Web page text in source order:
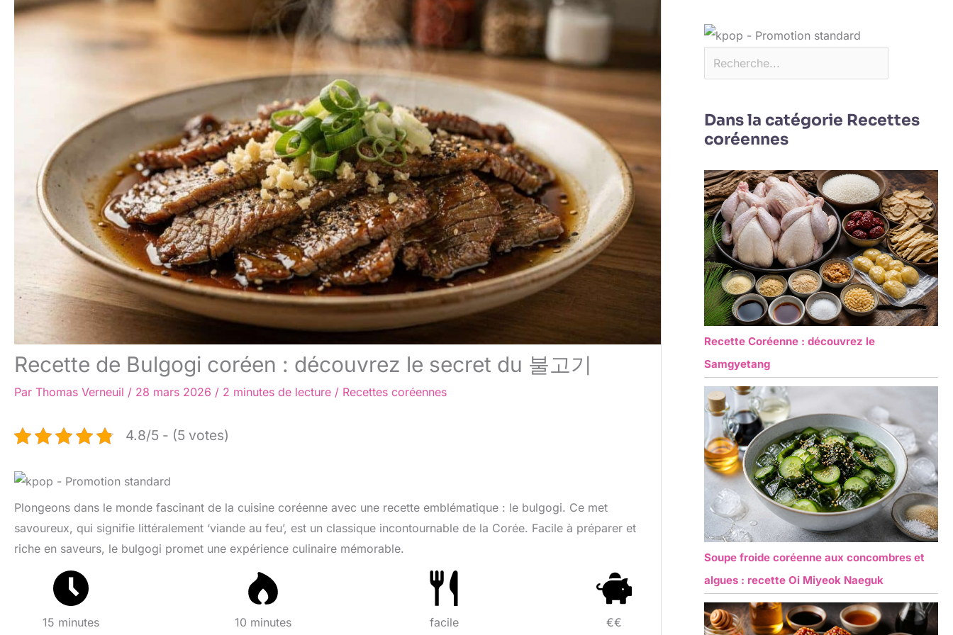
Recette de Bulgogi coréen : découvrez le secret du 불고기
Par Thomas Verneuil / 28 mars 2026 / 2 minutes de lecture / Recettes coréennes
4.8/5 - (5 votes)
Plongeons dans le monde fascinant de la cuisine coréenne avec une recette emblématique : le bulgogi. Ce met
savoureux, qui signifie littéralement ‘viande au feu’, est un classique incontournable de la Corée. Facile à préparer et
riche en saveurs, le bulgogi promet une expérience culinaire mémorable.
15 minutes 10 minutes facile €€
Dans la catégorie Recettes
coréennes
Recette Coréenne : découvrez le
Samgyetang
Soupe froide coréenne aux concombres et
algues : recette Oi Miyeok Naeguk